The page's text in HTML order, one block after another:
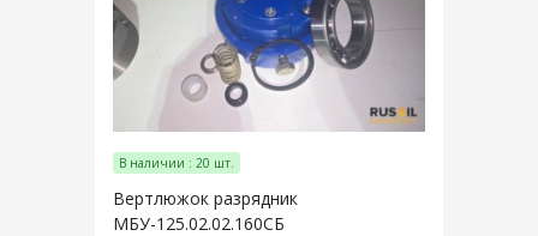
В наличии : 20 шт.
Вертлюжок разрядник
МБУ-125.02.02.160СБ